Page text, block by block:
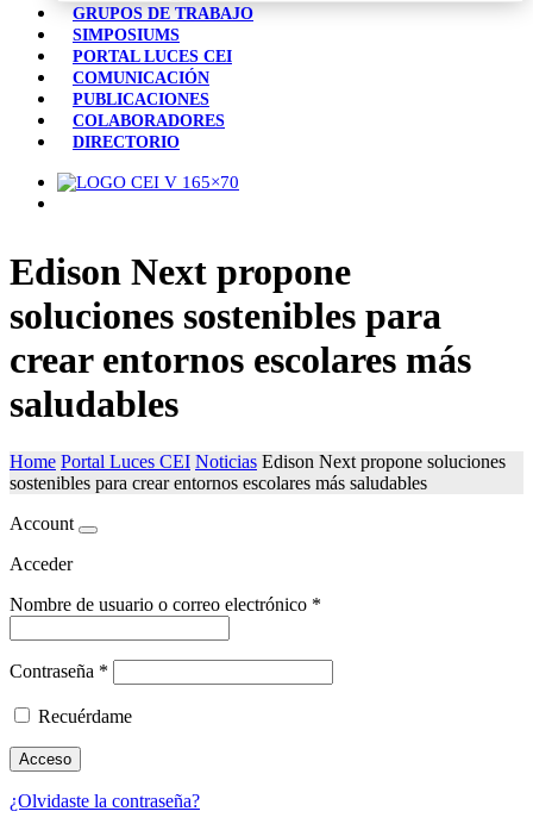
GRUPOS DE TRABAJO
SIMPOSIUMS
PORTAL LUCES CEI
COMUNICACIÓN
PUBLICACIONES
COLABORADORES
DIRECTORIO
Edison Next propone
soluciones sostenibles para
crear entornos escolares más
saludables
Home Portal Luces CEI Noticias Edison Next propone soluciones
sostenibles para crear entornos escolares más saludables
Account
Acceder
Nombre de usuario o correo electrónico *
Contraseña *
Recuérdame
Acceso
¿Olvidaste la contraseña?